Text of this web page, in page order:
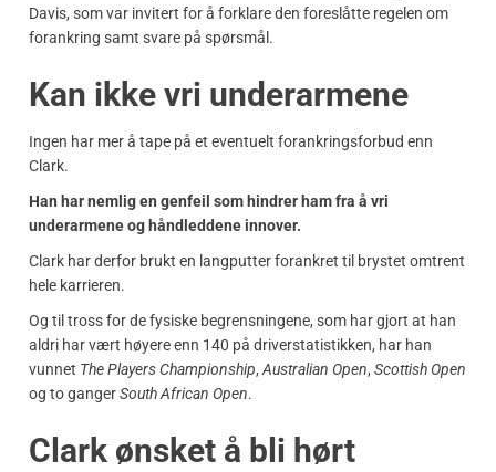
Davis, som var invitert for å forklare den foreslåtte regelen om
forankring samt svare på spørsmål.
Kan ikke vri underarmene
Ingen har mer å tape på et eventuelt forankringsforbud enn
Clark.
Han har nemlig en genfeil som hindrer ham fra å vri
underarmene og håndleddene innover.
Clark har derfor brukt en langputter forankret til brystet omtrent
hele karrieren.
Og til tross for de fysiske begrensningene, som har gjort at han
aldri har vært høyere enn 140 på driverstatistikken, har han
vunnet The Players Championship, Australian Open, Scottish Open
og to gangerSouth African Open.
Clark ønsket å bli hørt